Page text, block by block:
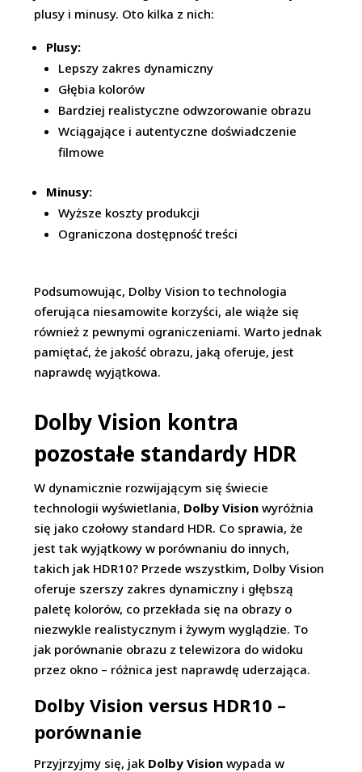
plusy i minusy. Oto kilka z nich:
Plusy:
Lepszy zakres dynamiczny
Głębia kolorów
Bardziej realistyczne odwzorowanie obrazu
Wciągające i autentyczne doświadczenie
filmowe
Minusy:
Wyższe koszty produkcji
Ograniczona dostępność treści
Podsumowując, Dolby Vision to technologia
oferująca niesamowite korzyści, ale wiąże się
również z pewnymi ograniczeniami. Warto jednak
pamiętać, że jakość obrazu, jaką oferuje, jest
naprawdę wyjątkowa.
Dolby Vision kontra
pozostałe standardy HDR
W dynamicznie rozwijającym się świecie
technologii wyświetlania, Dolby Vision wyróżnia
się jako czołowy standard HDR. Co sprawia, że
jest tak wyjątkowy w porównaniu do innych,
takich jak HDR10? Przede wszystkim, Dolby Vision
oferuje szerszy zakres dynamiczny i głębszą
paletę kolorów, co przekłada się na obrazy o
niezwykle realistycznym i żywym wyglądzie. To
jak porównanie obrazu z telewizora do widoku
przez okno – różnica jest naprawdę uderzająca.
Dolby Vision versus HDR10 –
porównanie
Przyjrzyjmy się, jak Dolby Vision wypada w